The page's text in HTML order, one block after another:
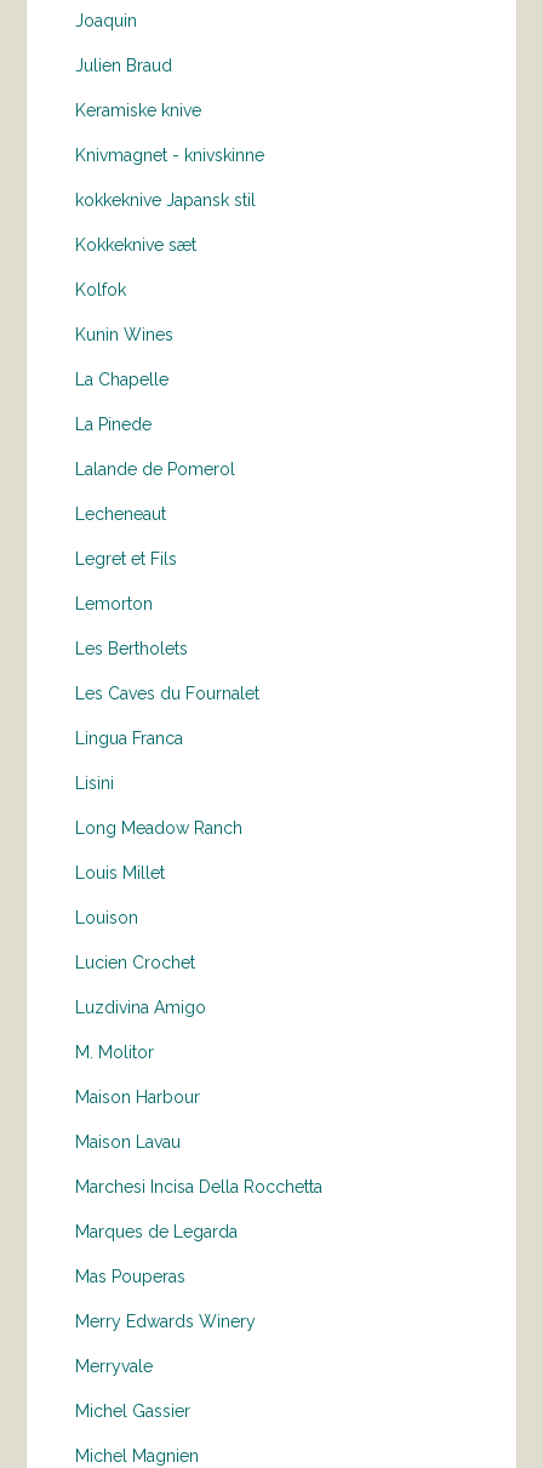
Joaquin
Julien Braud
Keramiske knive
Knivmagnet - knivskinne
kokkeknive Japansk stil
Kokkeknive sæt
Kolfok
Kunin Wines
La Chapelle
La Pinede
Lalande de Pomerol
Lecheneaut
Legret et Fils
Lemorton
Les Bertholets
Les Caves du Fournalet
Lingua Franca
Lisini
Long Meadow Ranch
Louis Millet
Louison
Lucien Crochet
Luzdivina Amigo
M. Molitor
Maison Harbour
Maison Lavau
Marchesi Incisa Della Rocchetta
Marques de Legarda
Mas Pouperas
Merry Edwards Winery
Merryvale
Michel Gassier
Michel Magnien